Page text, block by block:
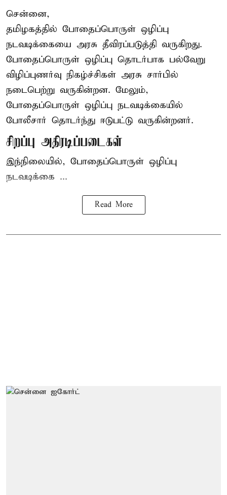
சென்னை,
தமிழகத்தில் போதைப்பொருள் ஒழிப்பு
நடவடிக்கையை அரசு தீவிரப்படுத்தி வருகிறது.
போதைப்பொருள் ஒழிப்பு தொடர்பாக பல்வேறு
விழிப்புணர்வு நிகழ்ச்சிகள் அரசு சார்பில்
நடைபெற்று வருகின்றன. மேலும்,
போதைப்பொருள் ஒழிப்பு நடவடிக்கையில்
போலீசார் தொடர்ந்து ஈடுபட்டு வருகின்றனர்.
சிறப்பு அதிரடிப்படைகள்
இந்நிலையில், போதைப்பொருள் ஒழிப்பு
நடவடிக்கை ...
Read More